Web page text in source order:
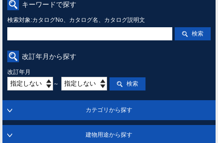
キーワードで探す
検索対象:カタログNo、カタログ名、カタログ説明文
検索
改訂年月から探す
改訂年月
～
検索
カテゴリから探す
建物用途から探す